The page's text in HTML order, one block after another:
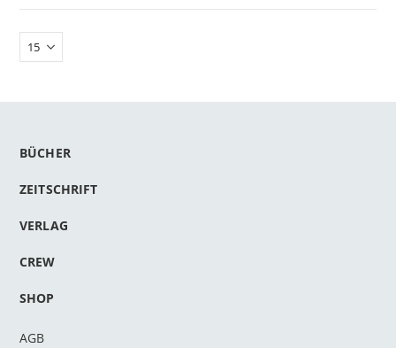
BÜCHER
ZEITSCHRIFT
VERLAG
CREW
SHOP
AGB